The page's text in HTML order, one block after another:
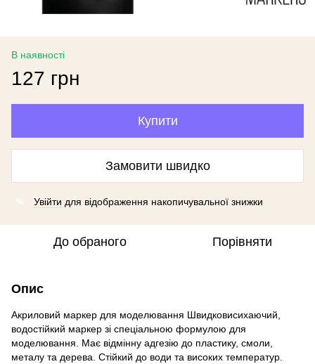
В наявності
127 грн
Купити
Замовити швидко
% Увійти для відображення накопичувальної знижки
До обраного Порівняти
Опис
Акриловий маркер для моделювання Швидковисихаючий,
водостійкий маркер зі спеціальною формулою для
моделювання. Має відмінну адгезію до пластику, смоли,
металу та дерева. Стійкий до води та високих температур.